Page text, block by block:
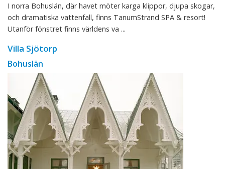
I norra Bohuslän, där havet möter karga klippor, djupa skogar,
och dramatiska vattenfall, finns TanumStrand SPA & resort!
Utanför fönstret finns världens va ...
Villa Sjötorp
Bohuslän